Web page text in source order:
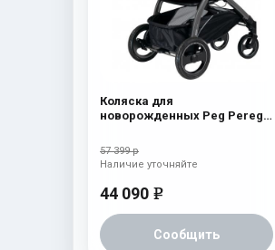
Коляска для
новорожденных Peg Perego
White/Black) Tulip
57 399 р
44 090 e
Сообщить
Наличие уточняйте